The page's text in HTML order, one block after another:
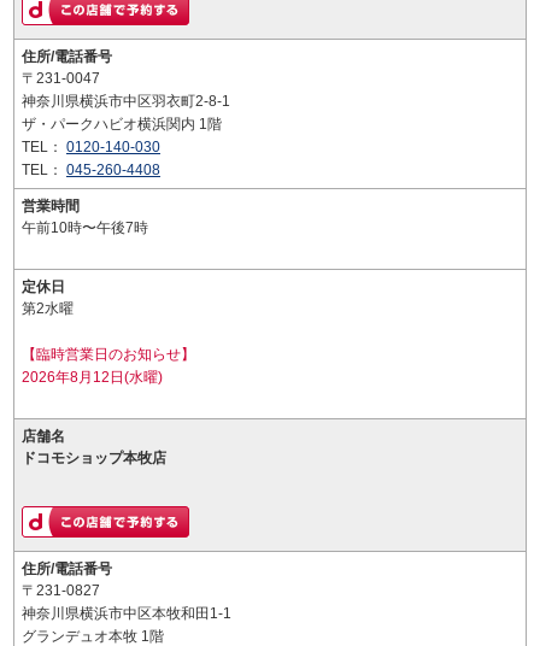
住所/電話番号
〒231-0047
神奈川県横浜市中区羽衣町2-8-1
ザ・パークハビオ横浜関内 1階
TEL： 0120-140-030
TEL： 045-260-4408
営業時間
午前10時〜午後7時
定休日
第2水曜
【臨時営業日のお知らせ】
2026年8月12日(水曜)
店舗名
ドコモショップ本牧店
住所/電話番号
〒231-0827
神奈川県横浜市中区本牧和田1-1
グランデュオ本牧 1階